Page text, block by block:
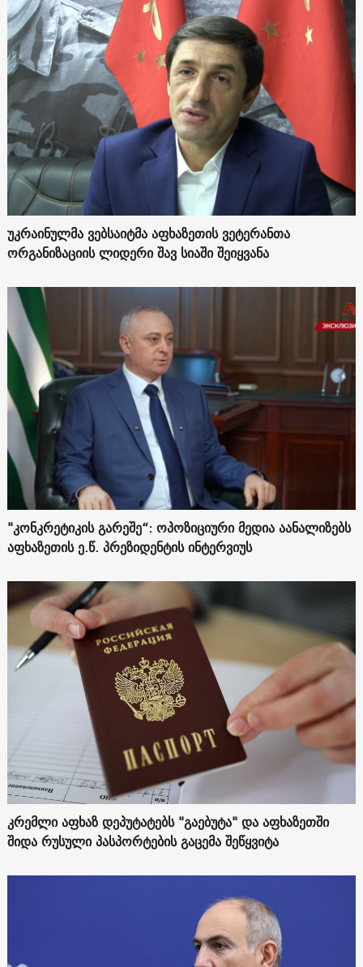
უკრაინულმა ვებსაიტმა აფხაზეთის ვეტერანთა
ორგანიზაციის ლიდერი შავ სიაში შეიყვანა
"კონკრეტიკის გარეშე“: ოპოზიციური მედია აანალიზებს
აფხაზეთის ე.წ. პრეზიდენტის ინტერვიუს
კრემლი აფხაზ დეპუტატებს "გაებუტა" და აფხაზეთში
შიდა რუსული პასპორტების გაცემა შეწყვიტა